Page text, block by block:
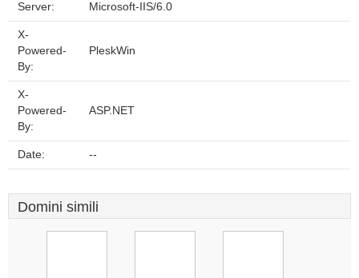
Server: Microsoft-IIS/6.0
X-
Powered-
By:
PleskWin
X-
Powered-
By:
ASP.NET
Date: --
Domini simili